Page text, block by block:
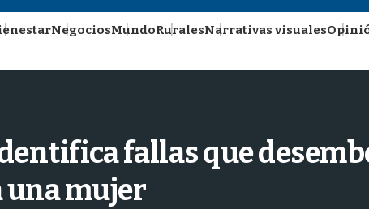
NegociosMundoRuralesNarrativas visuales
fallas que
una mujer